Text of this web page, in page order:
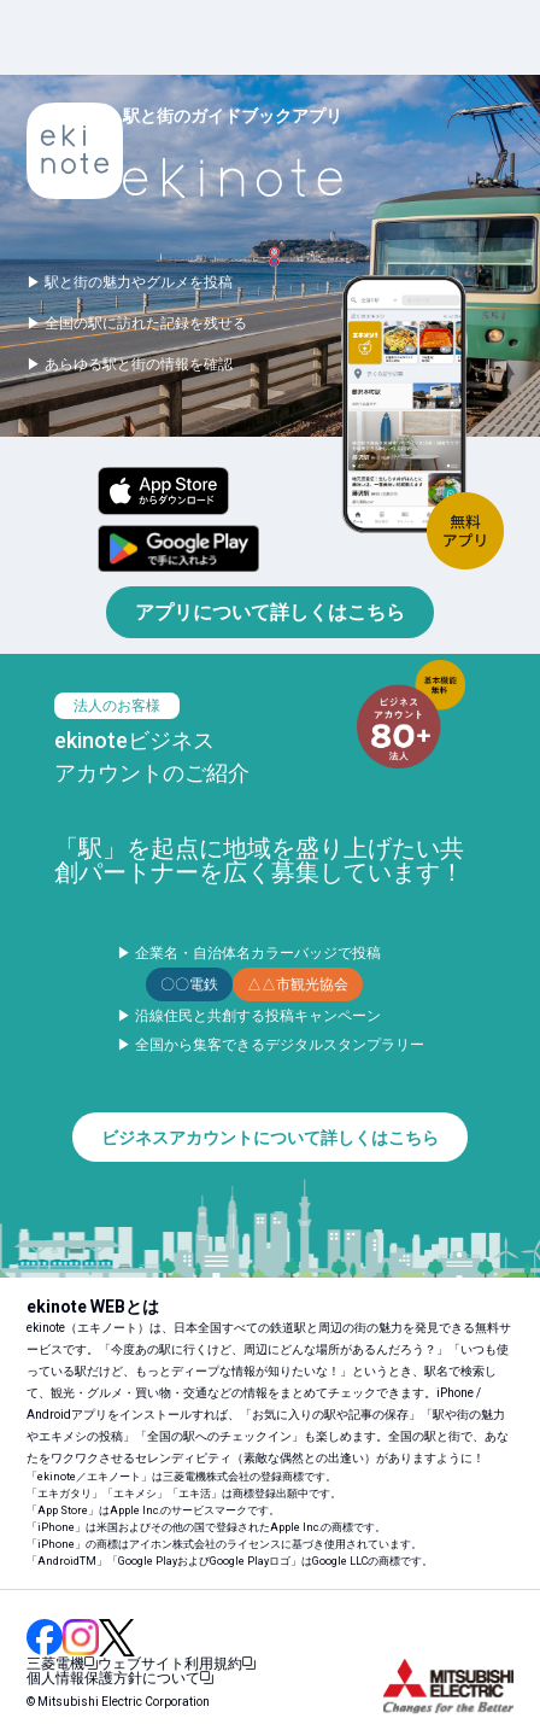
駅と街のガイドブックアプリ
▶ 駅と街の魅力やグルメを投稿
▶ 全国の駅に訪れた記録を残せる
▶ あらゆる駅と街の情報を確認
アプリについて詳しくはこちら
法人のお客様
ekinoteビジネス
アカウントのご紹介
「駅」を起点に地域を盛り上げたい共
創パートナーを広く募集しています！
▶ 企業名・自治体名カラーバッジで投稿
〇〇電鉄
△△市観光協会
▶ 沿線住民と共創する投稿キャンペーン
▶ 全国から集客できるデジタルスタンプラリー
ビジネスアカウントについて詳しくはこちら
ekinote WEBとは
ekinote（エキノート）は、日本全国すべての鉄道駅と周辺の街の魅力を発見できる無料サ
ービスです。「今度あの駅に行くけど、周辺にどんな場所があるんだろう？」「いつも使
っている駅だけど、もっとディープな情報が知りたいな！」というとき、駅名で検索し
て、観光・グルメ・買い物・交通などの情報をまとめてチェックできます。iPhone /
Androidアプリをインストールすれば、「お気に入りの駅や記事の保存」「駅や街の魅力
やエキメシの投稿」「全国の駅へのチェックイン」も楽しめます。全国の駅と街で、あな
たをワクワクさせるセレンディピティ（素敵な偶然との出逢い）がありますように！
「ekinote／エキノート」は三菱電機株式会社の登録商標です。
「エキガタリ」「エキメシ」「エキ活」は商標登録出願中です。
「App Store」はApple Inc.のサービスマークです。
「iPhone」は米国およびその他の国で登録されたApple Inc.の商標です。
「iPhone」の商標はアイホン株式会社のライセンスに基づき使用されています。
「AndroidTM 」「Google PlayおよびGoogle Playロゴ」はGoogle LLCの商標です。
三菱電機
ウェブサイト利用規約
個人情報保護方針について
© Mitsubishi Electric Corporation